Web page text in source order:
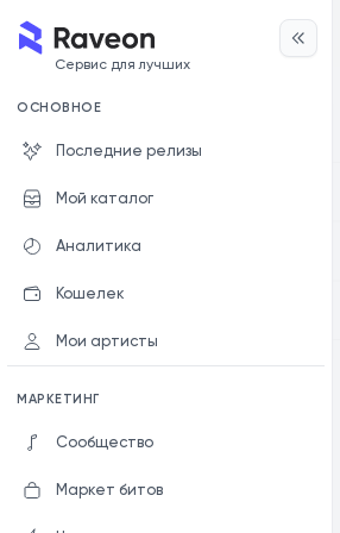
Сервис для лучших
ОСНОВНОЕ
Последние релизы
Мой каталог
Аналитика
Кошелек
Мои артисты
МАРКЕТИНГ
Сообщество
Маркет битов